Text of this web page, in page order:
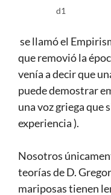
d1
se llamó el
que removió la
venía a decir que
puede demostrar
una voz griega que
experiencia ).
Nosotros
teorías de D.
mariposas tienen